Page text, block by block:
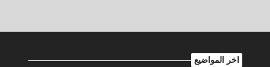
اخر المواضيع